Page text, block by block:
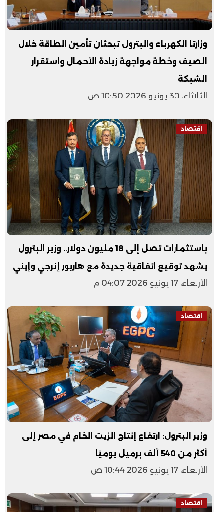
وزارتا الكهرباء والبترول تبحثان تأمين الطاقة خلال
الصيف وخطة مواجهة زيادة الأحمال واستقرار
الشبكة
الثلاثاء، 30 يونيو 2026 10:50 ص
اقتصاد
باستثمارات تصل إلى 18 مليون دولار.. وزير البترول
يشهد توقيع اتفاقية جديدة مع هاربور إنرجي وإيني
الأربعاء، 17 يونيو 2026 04:07 م
اقتصاد
وزير البترول: ارتفاع إنتاج الزيت الخام في مصر إلى
أكثر من 540 ألف برميل يوميًا
الأربعاء، 17 يونيو 2026 10:44 ص
اقتصاد